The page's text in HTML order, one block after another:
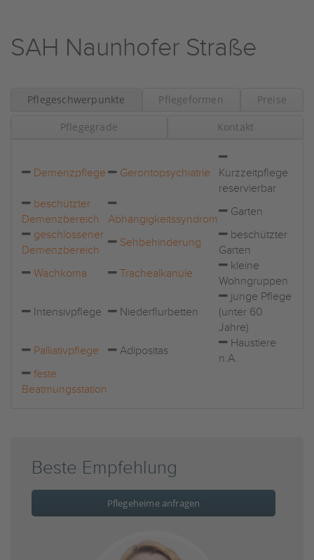
SAH Naunhofer Straße
Pflegeschwerpunkte Pflegeformen Preise
Pflegegrade Kontakt
Demenzpflege Gerontopsychiatrie
Kurzzeitpflege
reservierbar
beschützter
Demenzbereich
Abhängigkeitssyndrom
Garten
geschlossener
Demenzbereich
Sehbehinderung
beschützter
Garten
Wachkoma
Trachealkanüle
kleine
Wohngruppen
Intensivpflege Niederflurbetten
junge Pflege
(unter 60
Jahre)
Palliativpflege
Adipositas
Haustiere
n.A.
feste
Beatmungsstation
Beste Empfehlung
Pflegeheime anfragen